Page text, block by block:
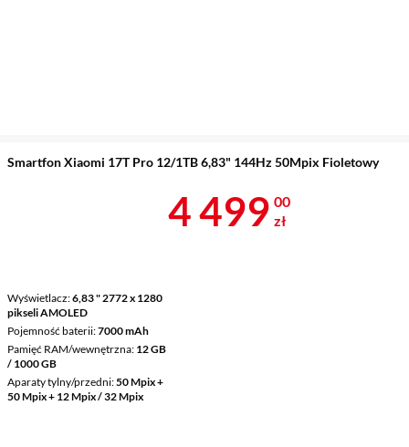
Smartfon Xiaomi 17T Pro 12/1TB 6,83" 144Hz 50Mpix Fioletowy
Wyświetlacz 6,83 " 2772 x 1280
pikseli AMOLED
Pojemność baterii 7000 mAh
Pamięć RAM/wewnętrzna 12 GB
/ 1000 GB
Aparaty tylny/przedni 50 Mpix +
50 Mpix + 12 Mpix / 32 Mpix
Cena 4 499 zł
4 499 00
zł